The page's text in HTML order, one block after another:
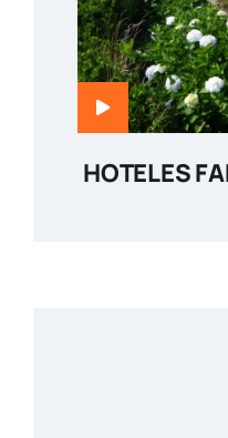
HOTELES